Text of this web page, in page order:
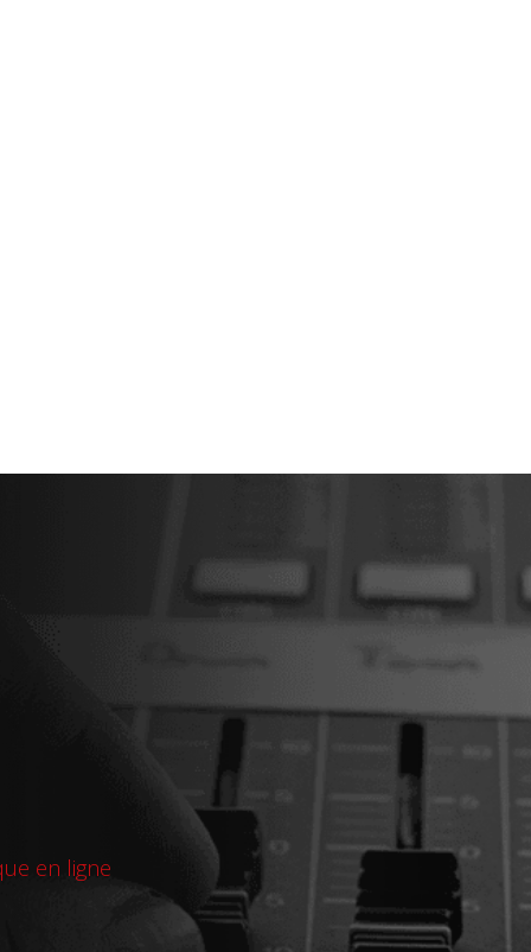
en ligne